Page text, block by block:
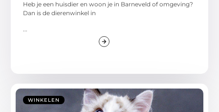
Heb je een huisdier en woon je in Barneveld of omgeving?
Dan is de dierenwinkel in
WINKELEN